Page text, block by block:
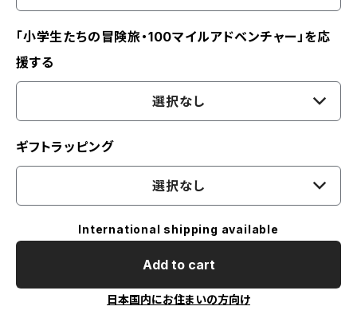
「小学生たちの冒険旅・100マイルアドベンチャー」を応
援する
選択なし
ギフトラッピング
選択なし
International shipping available
Add to cart
日本国内にお住まいの方向け